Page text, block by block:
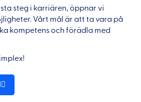
steg i karriären, öppnar vi
Vårt mål är att ta vara på
kompetens och förädla med